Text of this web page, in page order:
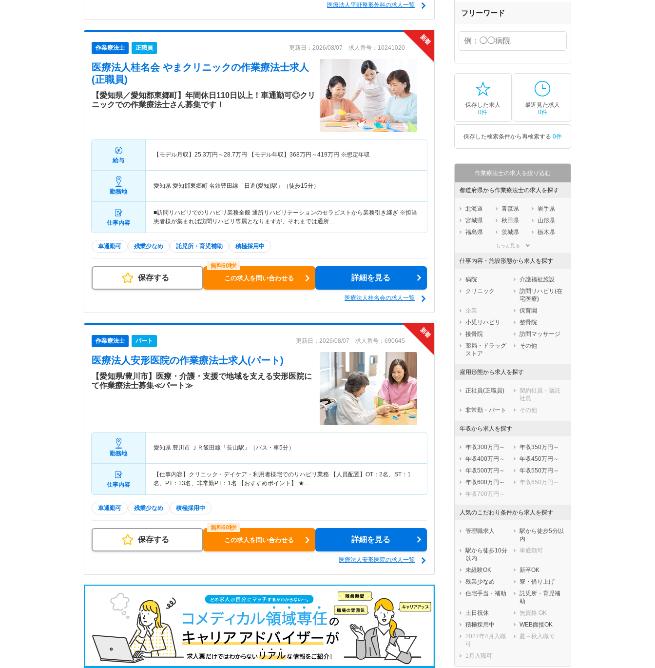
医療法人平野整形外科の求人一覧
作業療法士 正職員 更新日：2026/08/07 求人番号：10241020
医療法人桂名会 やまクリニックの作業療法士求人
(正職員)
【愛知県／愛知郡東郷町】年間休日110日以上！車通勤可◎クリ
ニックでの作業療法士さん募集です！
給与
【モデル月収】 25.3万円～28.7万円 【モデル年収】 368万円～419万円 ※想定年収
勤務地
愛知県 愛知郡東郷町 名鉄豊田線「日進(愛知)駅」（徒歩15分）
仕事内容
■訪問リハビリでのリハビリ業務全般 通所リハビリテーションのセラピストから業務引き継ぎ ※担当
患者様が集まれば訪問リハビリ専属となりますが、それまでは通所…
車通勤可 残業少なめ 託児所・育児補助 積極採用中
保存する この求人を問い合わせる 詳細を見る
医療法人桂名会の求人一覧
作業療法士 パート 更新日：2026/08/07 求人番号：690645
医療法人安形医院の作業療法士求人(パート)
【愛知県/豊川市】医療・介護・支援で地域を支える安形医院に
て作業療法士募集≪パート≫
勤務地
愛知県 豊川市 ＪＲ飯田線「長山駅」（バス・車5分）
仕事内容
【仕事内容】クリニック・デイケア・利用者様宅でのリハビリ業務 【人員配置】OT：2名、ST：1
名、PT：13名、非常勤PT：1名 【おすすめポイント】 ★…
車通勤可 残業少なめ 積極採用中
保存する この求人を問い合わせる 詳細を見る
医療法人安形医院の求人一覧
フリーワード
保存した求人
0件
最近見た求人
0件
保存した検索条件から再検索する 0件
作業療法士の求人を絞り込む
都道府県から作業療法士の求人を探す
北海道 青森県
岩手県
宮城県
秋田県
山形県
福島県
茨城県
栃木県
埼玉県
石川県
福井県
岐阜県
静岡県
愛知県
三重県
大阪府
兵庫県
奈良県
鳥取県
島根県
広島県
山口県
徳島県
香川県
愛媛県
熊本県
大分県
もっと見る
仕事内容・施設形態から求人を探す
病院
介護福祉施設
クリニック
訪問リハビリ(在
宅医療)
企業
保育園
小児リハビリ
整骨院
接骨院
訪問マッサージ
薬局・ドラッグ
ストア
その他
雇用形態から求人を探す
正社員(正職員)
契約社員・嘱託
社員
非常勤・パート
その他
年収から求人を探す
年収300万円～
年収350万円～
年収400万円～
年収450万円～
年収500万円～
年収550万円～
年収600万円～
年収650万円～
年収700万円～
人気のこだわり条件から求人を探す
管理職求人
駅から徒歩5分以
内
駅から徒歩10分
以内
車通勤可
未経験OK
新卒OK
残業少なめ
寮・借り上げ
住宅手当・補助
託児所・育児補
助
土日祝休
無資格 OK
積極採用中
WEB面接OK
2027年4月入職
可
夏～秋入職可
1月入職可